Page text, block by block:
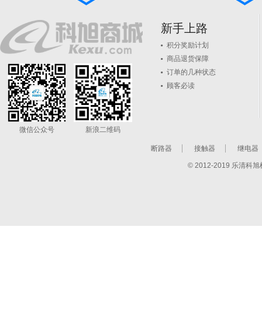
微信公众号 新浪二维码
新手上路
积分奖励计划
商品退货保障
订单的几种状态
顾客必读
断路器 接触器 继电器
© 2012-2019 乐清科旭